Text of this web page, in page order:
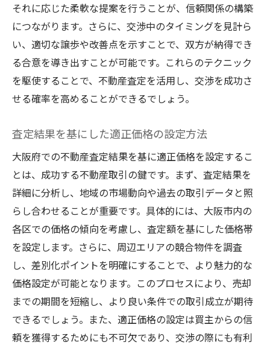
それに応じた柔軟な提案を行うことが、信頼関係の構築
につながります。さらに、交渉中のタイミングを見計ら
い、適切な譲歩や改善点を示すことで、双方が納得でき
る合意を導き出すことが可能です。これらのテクニック
を駆使することで、不動産査定を活用し、交渉を成功さ
せる確率を高めることができるでしょう。
査定結果を基にした適正価格の設定方法
大阪府での不動産査定結果を基に適正価格を設定するこ
とは、成功する不動産取引の鍵です。まず、査定結果を
詳細に分析し、地域の市場動向や過去の取引データと照
らし合わせることが重要です。具体的には、大阪市内の
各区での価格の傾向を考慮し、査定額を基にした価格帯
を設定します。さらに、周辺エリアの競合物件を調査
し、差別化ポイントを明確にすることで、より魅力的な
価格設定が可能となります。このプロセスにより、売却
までの期間を短縮し、より良い条件での取引成立が期待
できるでしょう。また、適正価格の設定は買主からの信
頼を獲得するためにも不可欠であり、交渉の際にも有利